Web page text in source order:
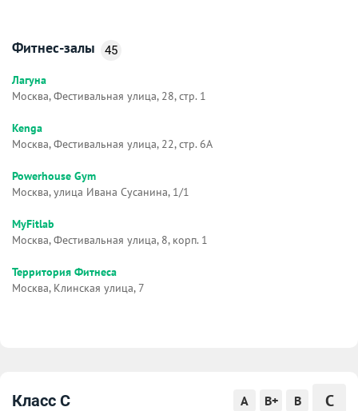
Фитнес-залы 45
Лагуна
Москва, Фестивальная улица, 28, стр. 1
Kenga
Москва, Фестивальная улица, 22, стр. 6А
Powerhouse Gym
Москва, улица Ивана Сусанина, 1/1
MyFitlab
Москва, Фестивальная улица, 8, корп. 1
Территория Фитнеса
Москва, Клинская улица, 7
Класс C A B+ B C